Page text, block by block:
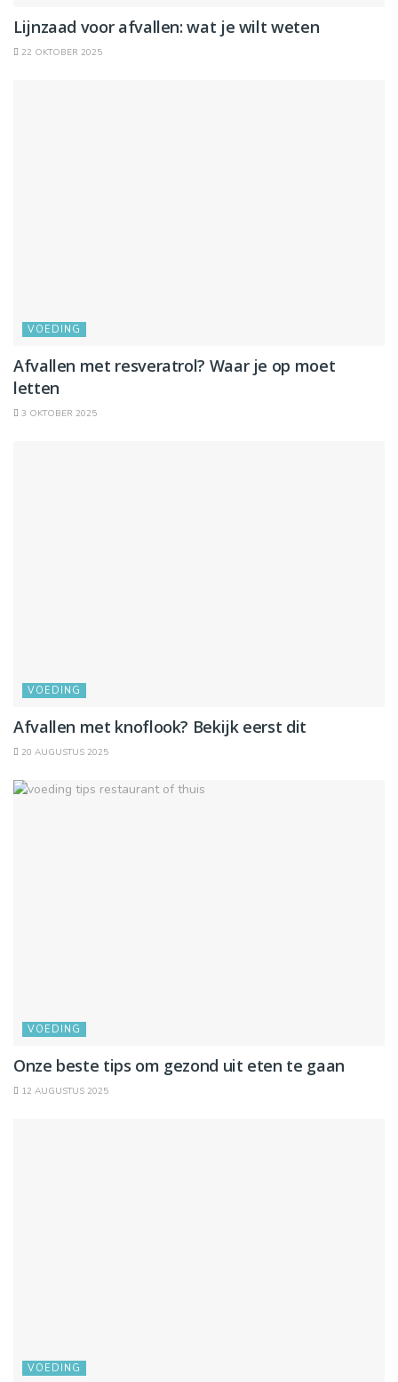
Lijnzaad voor afvallen: wat je wilt weten
22 OKTOBER 2025
VOEDING
Afvallen met resveratrol? Waar je op moet
letten
3 OKTOBER 2025
VOEDING
Afvallen met knoflook? Bekijk eerst dit
20 AUGUSTUS 2025
VOEDING
Onze beste tips om gezond uit eten te gaan
12 AUGUSTUS 2025
VOEDING